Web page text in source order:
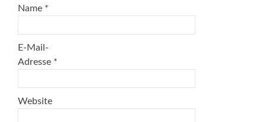
Name *
E-Mail-
Adresse *
Website